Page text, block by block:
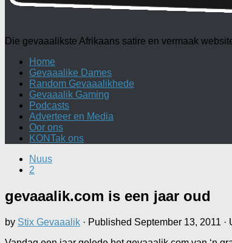
Die gevaaalikste Afrikaans satire en vermaak
Home
Gevaaalike Dames
Random Gevaaalikhede
Gevaaalik Gaming
Podcasts
Adverteer en Media
Oor ons
KONTak ons
Nuus
2
gevaaalik.com is een jaar oud
by Stix Gevaaalik · Published September 13, 2011 ·